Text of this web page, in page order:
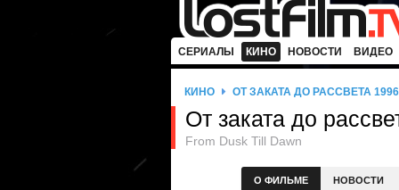
СЕРИАЛЫ КИНО НОВОСТИ ВИДЕО
КИНО ОТ ЗАКАТА ДО РАССВЕТА 1996
От заката до
From Dusk Till Dawn
О ФИЛЬМЕ НОВОСТИ